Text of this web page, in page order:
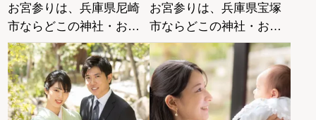
お宮参りは、兵庫県尼崎
市ならどこの神社・お寺
がおすすめ？
お宮参りは、兵庫県宝塚
市ならどこの神社・お寺
がおすすめ？